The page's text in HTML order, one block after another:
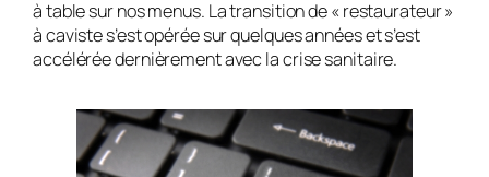
à table sur nos menus. La transition de « restaurateur »
à caviste s’est opérée sur quelques années et s’est
accélérée dernièrement avec la crise sanitaire.